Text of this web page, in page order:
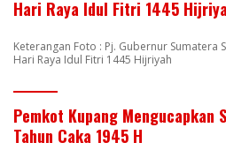
Hari Raya Idul Fitri 1445
Keterangan Foto : Pj. Gubernur Sumatera
Hari Raya Idul Fitri 1445 Hijriyah
Pemkot Kupang Mengucapkan
Tahun Caka 1945 H